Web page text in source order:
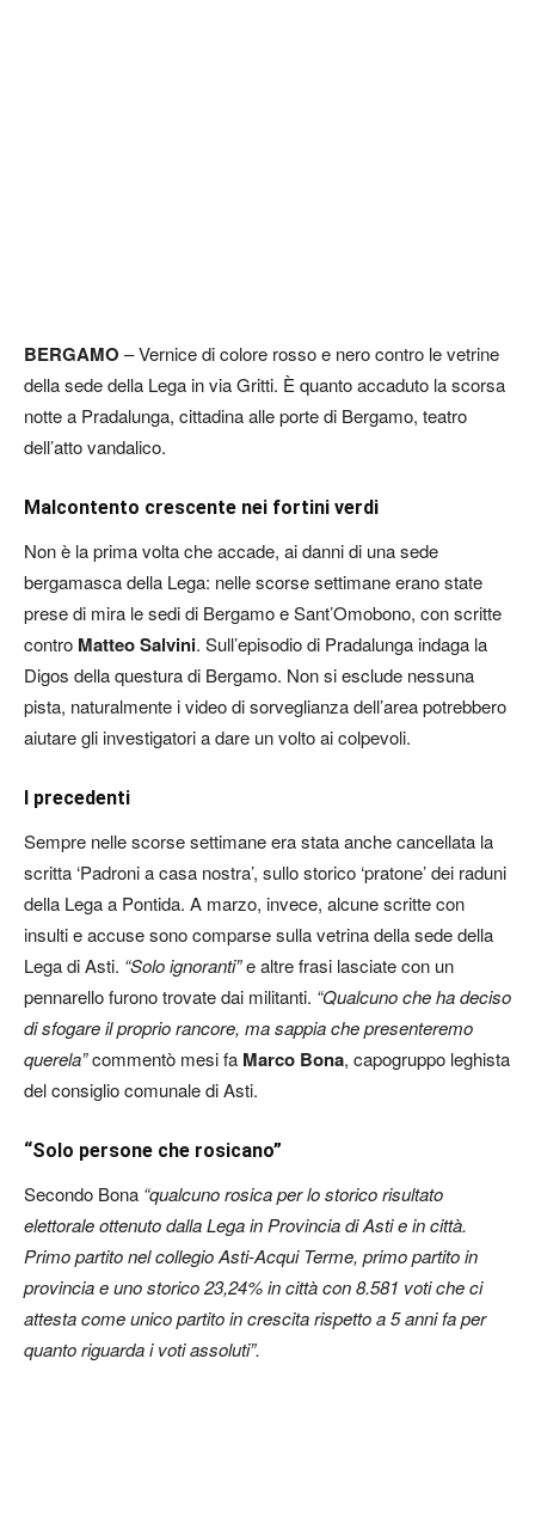
BERGAMO – Vernice di colore rosso e nero contro le vetrine
della sede della Lega in via Gritti. È quanto accaduto la scorsa
notte a Pradalunga, cittadina alle porte di Bergamo, teatro
dell’atto vandalico.
Malcontento crescente nei fortini verdi
Non è la prima volta che accade, ai danni di una sede
bergamasca della Lega: nelle scorse settimane erano state
prese di mira le sedi di Bergamo e Sant’Omobono, con scritte
contro Matteo Salvini. Sull’episodio di Pradalunga indaga la
Digos della questura di Bergamo. Non si esclude nessuna
pista, naturalmente i video di sorveglianza dell’area potrebbero
aiutare gli investigatori a dare un volto ai colpevoli.
I precedenti
Sempre nelle scorse settimane era stata anche cancellata la
scritta ‘Padroni a casa nostra’, sullo storico ‘pratone’ dei raduni
della Lega a Pontida. A marzo, invece, alcune scritte con
insulti e accuse sono comparse sulla vetrina della sede della
Lega di Asti. “Solo ignoranti”e altre frasi lasciate con un
pennarello furono trovate dai militanti. “Qualcuno che ha deciso
di sfogare il proprio rancore, ma sappia che presenteremo
querela”commentò mesi fa Marco Bona, capogruppo leghista
del consiglio comunale di Asti.
“Solo persone che rosicano”
Secondo Bona “qualcuno rosica per lo storico risultato
elettorale ottenuto dalla Lega in Provincia di Asti e in città.
Primo partito nel collegio Asti-Acqui Terme, primo partito in
provincia e uno storico 23,24% in città con 8.581 voti che ci
attesta come unico partito in crescita rispetto a 5 anni fa per
quanto riguarda i voti assoluti”.